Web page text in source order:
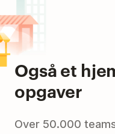
Også et
opgaver
Over 50.000